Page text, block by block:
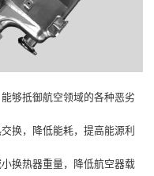
够抵御航空领域的各种恶劣
换，降低能耗，提高能源利
换热器重量，降低航空器载